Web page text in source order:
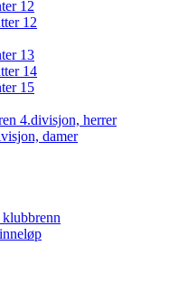
12
12
13
14
15
4.divisjon, herrer
damer